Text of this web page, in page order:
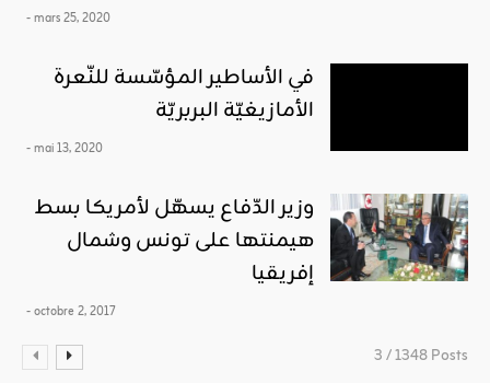
- mars 25, 2020
في الأساطير المؤسّسة للنّعرة
الأمازيغيّة البربريّة
- mai 13, 2020
وزير الدّفاع يسهّل لأمريكا بسط
هيمنتها على تونس وشمال
إفريقيا
- octobre 2, 2017
3 / 1348 Posts